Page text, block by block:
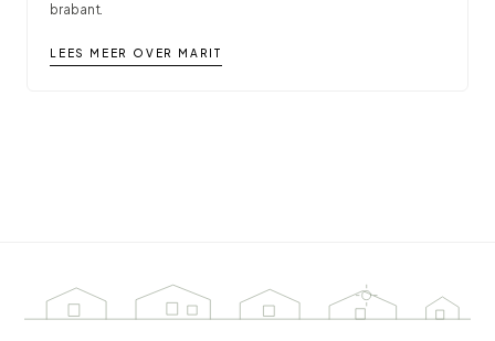
brabant.
LEES MEER OVER MARIT